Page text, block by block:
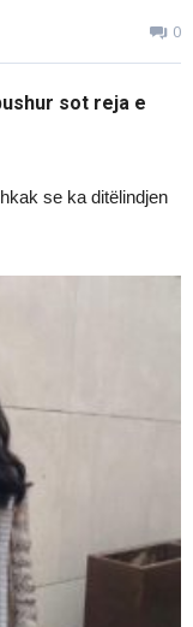
0
sot reja e
se ka ditëlindjen